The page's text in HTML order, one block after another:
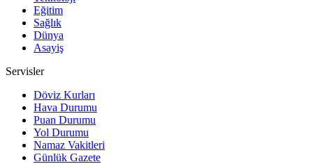
Eğitim
Sağlık
Dünya
Asayiş
Servisler
Döviz Kurları
Hava Durumu
Puan Durumu
Yol Durumu
Namaz Vakitleri
Günlük Gazete